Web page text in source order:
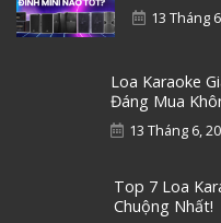
13 Tháng
Loa Karaoke
Đáng Mua
13 Tháng 6,
Top 7 Loa
Chuộng Nhất!